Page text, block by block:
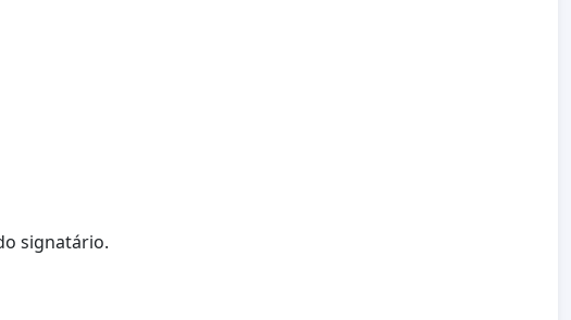
signatário.